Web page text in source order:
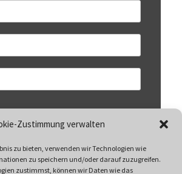
Zustimmung verwalten
zu bieten, verwenden wir Technologien wie
zu speichern und/oder darauf zuzugreifen.
zustimmst, können wir Daten wie das